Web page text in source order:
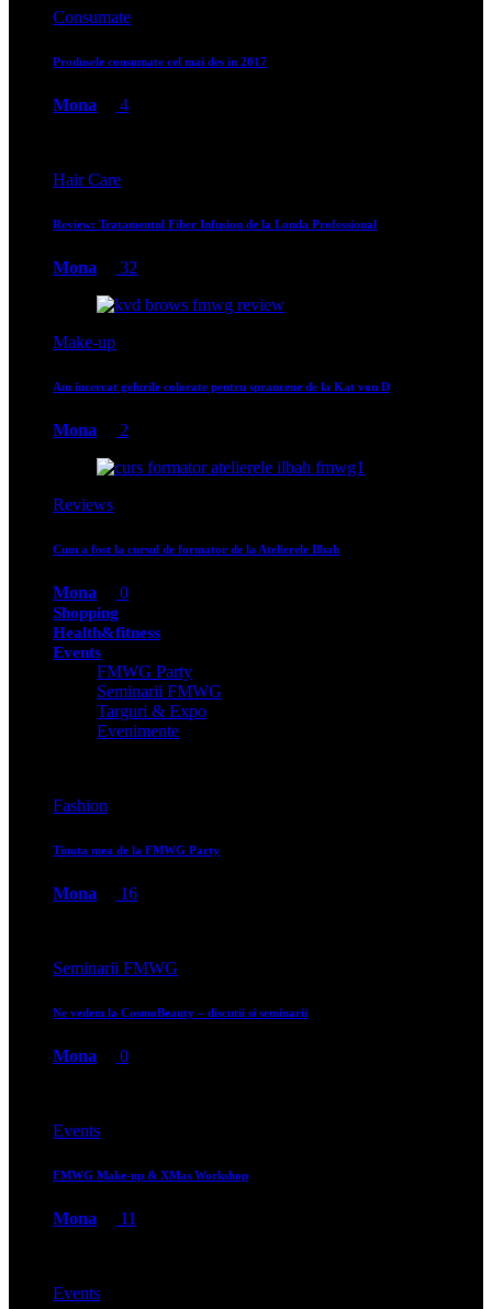
Consumate
Produsele consumate cel mai des in 2017
Mona 4
Hair Care
Review: Tratamentul Fiber Infusion de la Londa Professional
Mona 32
Make-up
Am incercat gelurile colorate pentru sprancene de la Kat von D
Mona 2
Reviews
Cum a fost la cursul de formator de la Atelierele Ilbah
Mona 0
Shopping
Health&fitness
Events
FMWG Party
Seminarii FMWG
Targuri & Expo
Evenimente
Fashion
Tinuta mea de la FMWG Party
Mona 16
Seminarii FMWG
Ne vedem la CosmoBeauty – discutii si seminarii
Mona 0
Events
FMWG Make-up & XMas Workshop
Mona 11
Events